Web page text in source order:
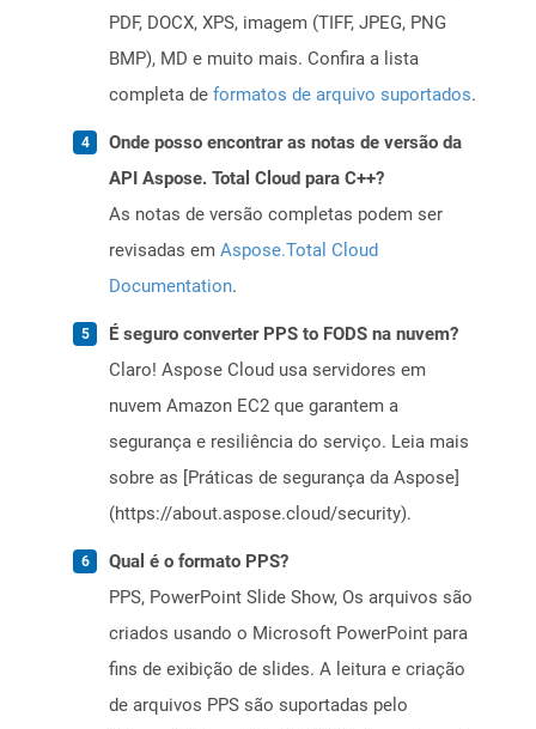
PDF, DOCX, XPS, imagem (TIFF, JPEG, PNG
BMP), MD e muito mais. Confira a lista
completa de formatos de arquivo suportados.
Onde posso encontrar as notas de versão da
API Aspose. Total Cloud para C++?
As notas de versão completas podem ser
revisadas em Aspose.Total Cloud
Documentation.
É seguro converter PPS to FODS na nuvem?
Claro! Aspose Cloud usa servidores em
nuvem Amazon EC2 que garantem a
segurança e resiliência do serviço. Leia mais
sobre as [Práticas de segurança da Aspose]
(https://about.aspose.cloud/security).
Qual é o formato PPS?
PPS, PowerPoint Slide Show, Os arquivos são
criados usando o Microsoft PowerPoint para
fins de exibição de slides. A leitura e criação
de arquivos PPS são suportadas pelo